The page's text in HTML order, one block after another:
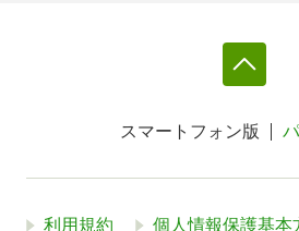
スマートフォン版
利用規約 個人情報保護基本